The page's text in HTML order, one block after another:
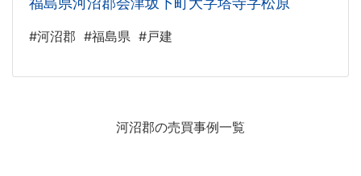
#河沼郡 #福島県 #戸建
河沼郡の売買事例一覧